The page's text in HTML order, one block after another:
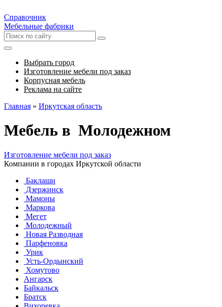
Справочник
Мебельные фабрики
Выбрать город
Изготовление мебели под заказ
Корпусная мебель
Реклама на сайте
Главная » Иркутская область
Мебель в Молодежном
Изготовление мебели под заказ
Компании в городах Иркутской области
Баклаши
Дзержинск
Мамоны
Маркова
Мегет
Молодежный
Новая Разводная
Парфеновка
Урик
Усть-Ордынский
Хомутово
Ангарск
Байкальск
Братск